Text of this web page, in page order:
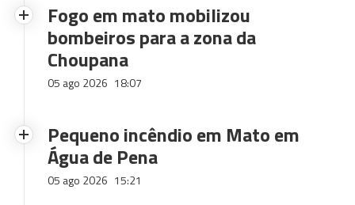
Fogo em mato mobilizou
bombeiros para a zona da
Choupana
05 ago 2026 18:07
Pequeno incêndio em Mato em
Água de Pena
05 ago 2026 15:21